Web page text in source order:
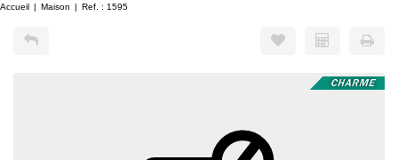
Accueil Maison Ref. : 1595